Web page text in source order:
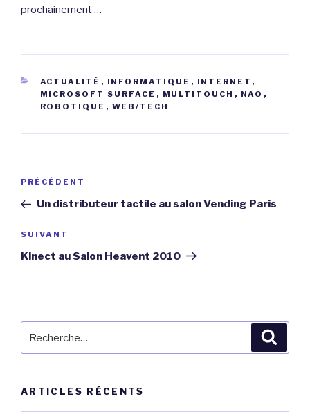
prochainement …
CATÉGORIES
ACTUALITÉ , INFORMATIQUE , INTERNET ,
MICROSOFT SURFACE , MULTITOUCH , NAO ,
ROBOTIQUE , WEB/TECH
Navigation
l’article
Article
précédent
PRÉCÉDENT
Un distributeur tactile au salon Vending Paris
Article
suivant
SUIVANT
Kinect au Salon Heavent 2010
pour
ARTICLES RÉCENTS